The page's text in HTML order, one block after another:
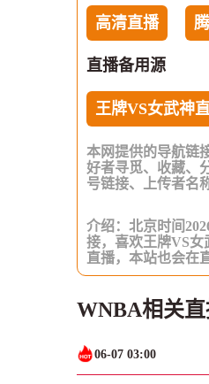
高清直播
直播备用源
王牌VS女武神
本网提供的导航链
好者寻觅、收藏、
号链接、上传者名
介绍：北京时间
接，喜欢王牌VS女
直播，本站也会在
WNBA相关
06-07 03:00